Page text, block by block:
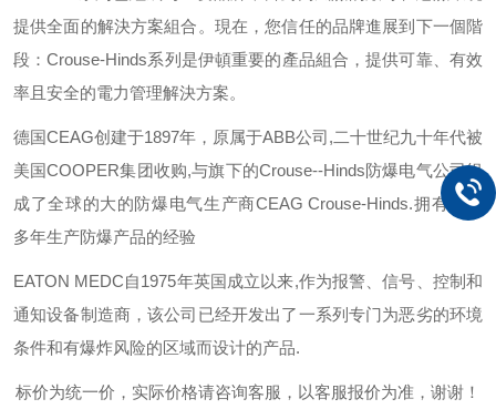
提供全面的解決方案組合。現在，您信任的品牌進展到下一個階
段：Crouse-Hinds系列是伊頓重要的產品組合，提供可靠、有效
率且安全的電力管理解決方案。
德国CEAG创建于1897年，原属于ABB公司,二十世纪九十年代被
美国COOPER集团收购,与旗下的Crouse--Hinds防爆电气公司组
成了全球的大的防爆电气生产商CEAG Crouse-Hinds.拥有一百
多年生产防爆产品的经验
EATON MEDC自1975年英国成立以来,作为报警、信号、控制和
通知设备制造商，该公司已经开发出了一系列专门为恶劣的环境
条件和有爆炸风险的区域而设计的产品.
标价为统一价，实际价格请咨询客服，以客服报价为准，谢谢！